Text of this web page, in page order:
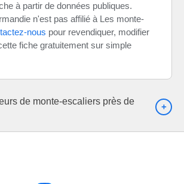
à partir de données publiques.
n'est pas affilié à Les monte-
nous pour revendiquer, modifier
fiche gratuitement sur simple
de monte-escaliers près de